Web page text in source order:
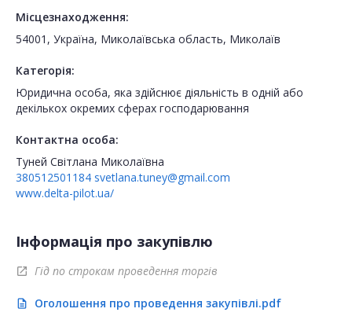
Місцезнаходження:
54001, Україна, Миколаївська область, Миколаїв
Категорія:
Юридична особа, яка здійснює діяльність в одній або
декількох окремих сферах господарювання
Контактна особа:
Туней Світлана Миколаївна
380512501184 svetlana.tuney@gmail.com
www.delta-pilot.ua/
Інформація про закупівлю
open_in_new Гід по строкам проведення торгів
description Оголошення про проведення закупівлі.pdf